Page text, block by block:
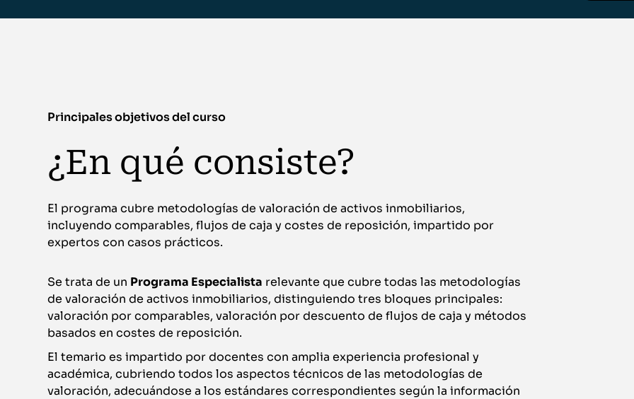
Principales objetivos del curso
¿En qué consiste?
El programa cubre metodologías de valoración de activos inmobiliarios,
incluyendo comparables, flujos de caja y costes de reposición, impartido por
expertos con casos prácticos.
Se trata de un Programa Especialista relevante que cubre todas las metodologías
de valoración de activos inmobiliarios, distinguiendo tres bloques principales:
valoración por comparables, valoración por descuento de flujos de caja y métodos
basados en costes de reposición.
El temario es impartido por docentes con amplia experiencia profesional y
académica, cubriendo todos los aspectos técnicos de las metodologías de
valoración, adecuándose a los estándares correspondientes según la información